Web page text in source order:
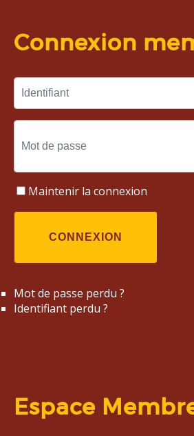
Connexion
Identifiant
Mot de passe
Maintenir la connexion
CONNEXION
Mot de passe perdu ?
Identifiant perdu ?
Espace